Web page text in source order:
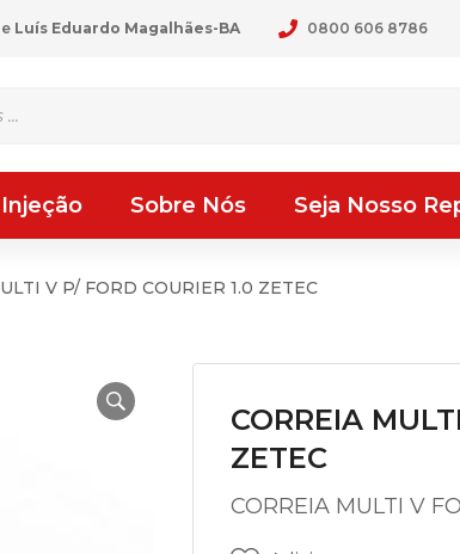
e Luís Eduardo Magalhães-BA 0800 606 8786
Injeção Sobre Nós Seja Nosso
V P/ FORD COURIER 1.0 ZETEC
CORREIA
ZETEC
CORREIA MULTI V